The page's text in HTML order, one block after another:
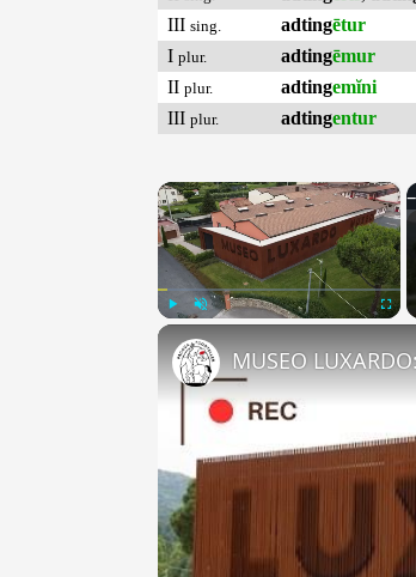
III sing. adtingētur
I plur. adtingēmur
II plur. adtingemĭni
III plur. adtingentur
×
MUSEO